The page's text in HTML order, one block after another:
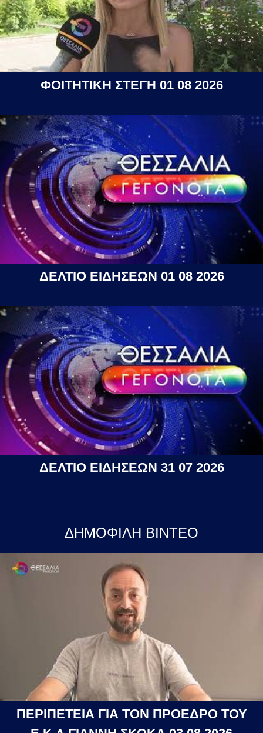
ΦΟΙΤΗΤΙΚΗ ΣΤΕΓΗ 01 08 2026
ΔΕΛΤΙΟ ΕΙΔΗΣΕΩΝ 01 08 2026
ΔΕΛΤΙΟ ΕΙΔΗΣΕΩΝ 31 07 2026
ΔΗΜΟΦΙΛΗ ΒΙΝΤΕΟ
ΠΕΡΙΠΕΤΕΙΑ ΓΙΑ ΤΟΝ ΠΡΟΕΔΡΟ ΤΟΥ